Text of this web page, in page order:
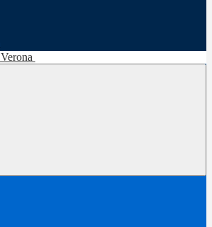
Verona